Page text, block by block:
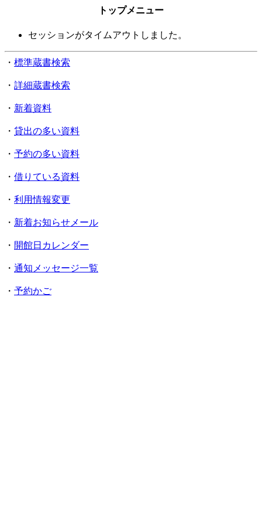
トップメニュー
セッションがタイムアウトしました。
・ 標準蔵書検索
・ 詳細蔵書検索
・ 新着資料
・ 貸出の多い資料
・ 予約の多い資料
・ 借りている資料
・ 利用情報変更
・ 新着お知らせメール
・ 開館日カレンダー
・ 通知メッセージ一覧
・ 予約かご